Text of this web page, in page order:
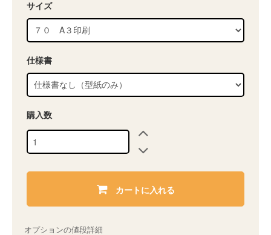
サイズ
仕様書
購入数
カートに入れる
オプションの値段詳細